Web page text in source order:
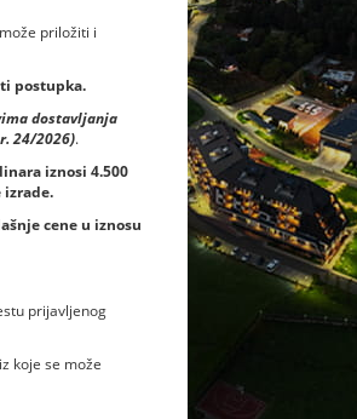
priložiti i
postupka.
dostavljanja
24/2026).
iznosi 4.500
izrade.
cene u iznosu
prijavljenog
koje se može